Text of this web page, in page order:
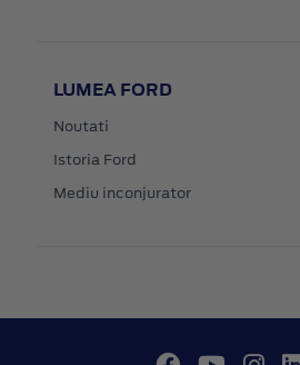
LUMEA FORD
Noutati
Istoria Ford
Mediu inconjurator